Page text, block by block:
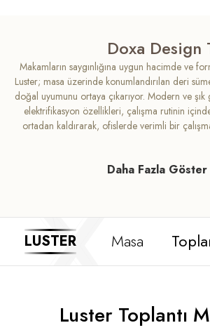
Doxa Design
Makamların saygınlığına uygun hacimde ve
Luster; masa üzerinde konumlandırılan deri
doğal uyumunu ortaya çıkarıyor. Modern ve şık
elektrifikasyon özellikleri, çalışma rutinin
ortadan kaldırarak, ofislerde verimli bir
Daha Fazla Göster
LUSTER Masa
Luster Toplantı